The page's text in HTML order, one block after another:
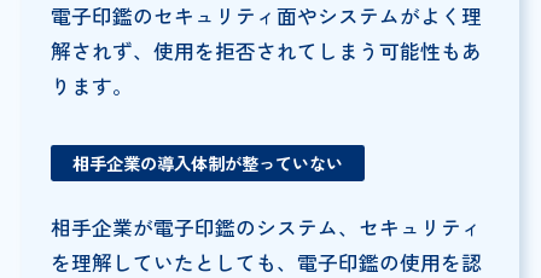
電子印鑑のセキュリティ面やシステムがよく理
解されず、使用を拒否されてしまう可能性もあ
ります。
相手企業の導入体制が整っていない
相手企業が電子印鑑のシステム、セキュリティ
を理解していたとしても、電子印鑑の使用を認